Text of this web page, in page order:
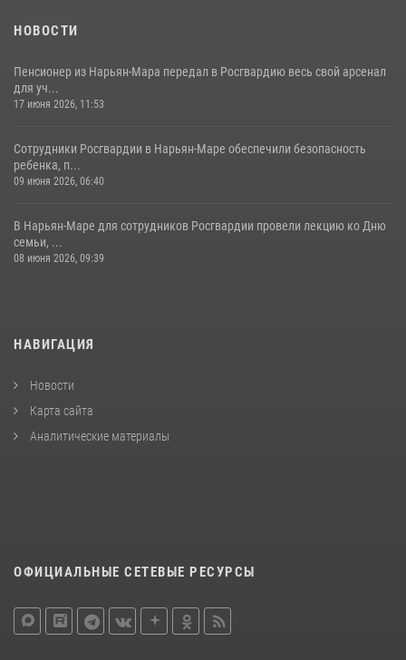
НОВОСТИ
Пенсионер из Нарьян-Мара передал в Росгвардию весь свой арсенал
для уч...
17 июня 2026, 11:53
Сотрудники Росгвардии в Нарьян-Маре обеспечили безопасность
ребенка, п...
09 июня 2026, 06:40
В Нарьян-Маре для сотрудников Росгвардии провели лекцию ко Дню
семьи, ...
08 июня 2026, 09:39
НАВИГАЦИЯ
Новости
Карта сайта
Аналитические материалы
ОФИЦИАЛЬНЫЕ СЕТЕВЫЕ РЕСУРСЫ